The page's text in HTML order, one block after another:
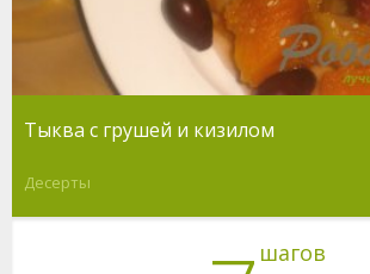
Тыква с грушей и кизилом
Десерты
шагов